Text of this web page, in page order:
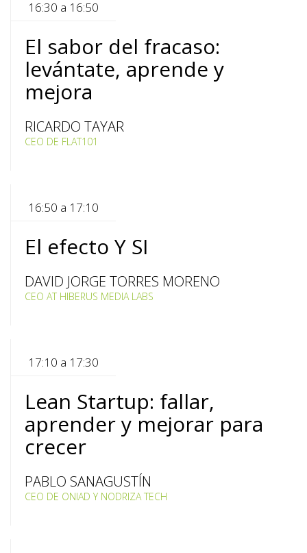
16:30 a 16:50
El sabor del fracaso:
levántate, aprende y
mejora
RICARDO TAYAR
CEO DE FLAT101
16:50 a 17:10
El efecto Y SI
DAVID JORGE TORRES MORENO
CEO AT HIBERUS MEDIA LABS
17:10 a 17:30
Lean Startup: fallar,
aprender y mejorar para
crecer
PABLO SANAGUSTÍN
CEO DE ONIAD Y NODRIZA TECH